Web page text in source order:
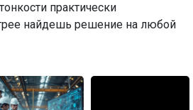
практически
найдешь решение на любой